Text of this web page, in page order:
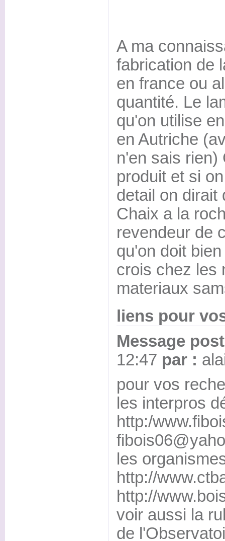
A ma
fabrication de
en france ou
quantité. Le
qu'on utilise
en Autriche
n'en sais rien)
produit et si
detail on dirait
Chaix a la
revendeur de
qu'on doit
crois chez les
materiaux
liens pour
Message
12:47 par :
pour vos
les interpros
http:/
les
http://
http://
voir aussi la
de